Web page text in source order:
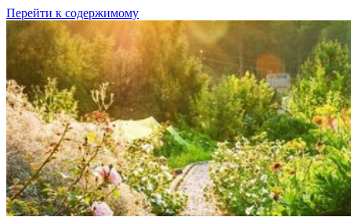
Перейти к содержимому